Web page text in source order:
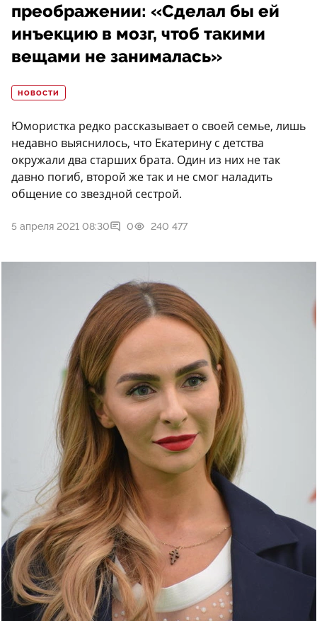
преображении: «Сделал бы ей
инъекцию в мозг, чтоб такими
вещами не занималась»
НОВОСТИ
Юмористка редко рассказывает о своей семье, лишь
недавно выяснилось, что Екатерину с детства
окружали два старших брата. Один из них не так
давно погиб, второй же так и не смог наладить
общение со звездной сестрой.
5 апреля 2021 08:30 0 240 477